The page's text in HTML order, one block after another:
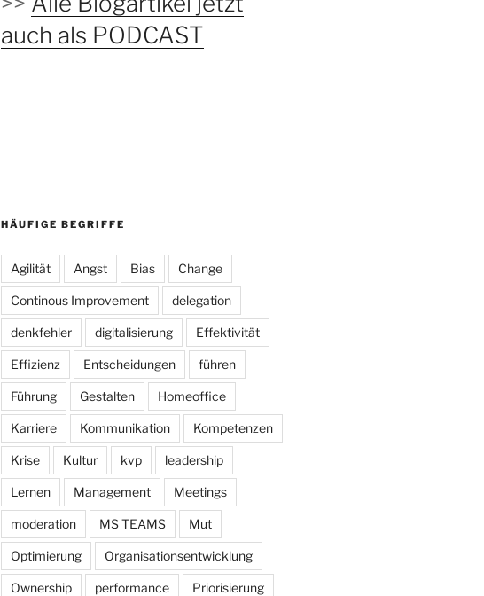
auch als PODCAST
HÄUFIGE BEGRIFFE
Agilität Angst Bias Change
Continous Improvement delegation
denkfehler digitalisierung Effektivität
Effizienz Entscheidungen führen
Führung Gestalten Homeoffice
Karriere Kommunikation Kompetenzen
Krise Kultur kvp leadership
Lernen Management Meetings
moderation MS TEAMS Mut
Optimierung Organisationsentwicklung
Ownership performance Priorisierung